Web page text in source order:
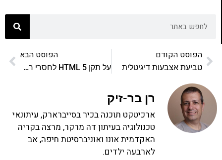
הפוסט הקודם
טביעת אצבעות דיגיטלית
הפוסט הבא
על תקן HTML 5 לחסרי רקע
רן בר-זיק
ארכיטקט תוכנה בכיר בסייברארק, עיתונאי
טכנולוגיה בעיתון דה מרקר, מרצה בקריה
האקדמית אונו ואוניברסיטת חיפה, אב
לארבעה ילדים.